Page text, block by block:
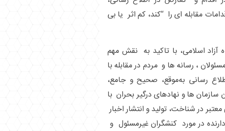
مقابله ای را “کند، کم اثر یا بی
آزاد اسلامی، با تاکید به نقش مهم
، رسانه ها و مردم در مقابله با
رسانی به‌موقع، صحیح و جامع،
ها و نهادهای درگیر بحران با
در شناخت، تولید و انتشار اخبار
در مورد کنشگران غیرمسئول و